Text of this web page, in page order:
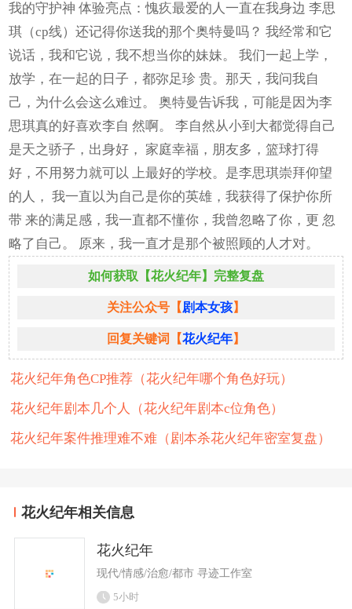
我的守护神 体验亮点：愧疚最爱的人一直在我身边 李思
琪（cp线）还记得你送我的那个奥特曼吗？ 我经常和它
说话，我和它说，我不想当你的妹妹。 我们一起上学，
放学，在一起的日子，都弥足珍 贵。那天，我问我自
己，为什么会这么难过。 奥特曼告诉我，可能是因为李
思琪真的好喜欢李自 然啊。 李自然从小到大都觉得自己
是天之骄子，出身好， 家庭幸福，朋友多，篮球打得
好，不用努力就可以 上最好的学校。是李思琪崇拜仰望
的人， 我一直以为自己是你的英雄，我获得了保护你所
带 来的满足感，我一直都不懂你，我曾忽略了你，更 忽
略了自己。 原来，我一直才是那个被照顾的人才对。
如何获取【花火纪年】完整复盘
关注公众号【剧本女孩】
回复关键词【花火纪年】
花火纪年角色CP推荐（花火纪年哪个角色好玩）
花火纪年剧本几个人（花火纪年剧本c位角色）
花火纪年案件推理难不难（剧本杀花火纪年密室复盘）
花火纪年相关信息
花火纪年
现代/情感/治愈/都市 寻迹工作室
5小时